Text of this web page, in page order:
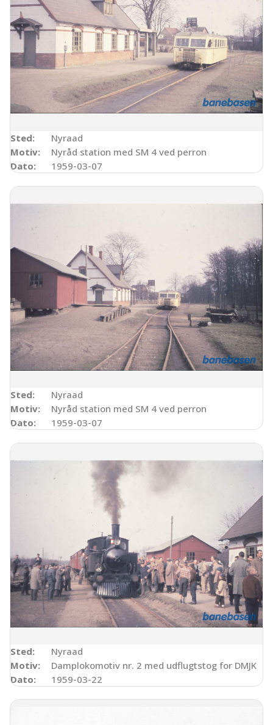
Sted:
Nyraad
Motiv:
Nyråd station med SM 4 ved perron
Dato:
1959-03-07
Sted:
Nyraad
Motiv:
Nyråd station med SM 4 ved perron
Dato:
1959-03-07
Sted:
Nyraad
Motiv:
Damplokomotiv nr. 2 med udflugtstog for DMJK
Dato:
1959-03-22